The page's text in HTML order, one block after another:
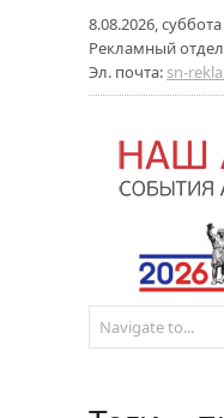
8.08.2026, суббота
Рекламный
Эл. почта: sn-